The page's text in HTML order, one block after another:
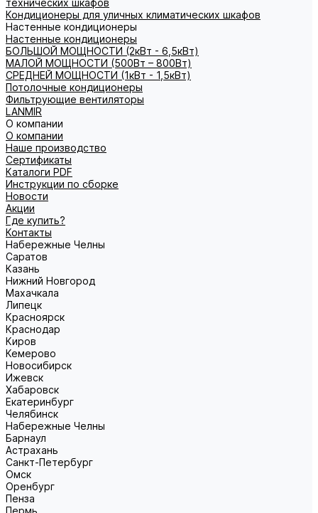
технических шкафов
Кондиционеры для уличных климатических шкафов
Настенные кондиционеры
Настенные кондиционеры
БОЛЬШОЙ МОЩНОСТИ (2кВт - 6,5кВт)
МАЛОЙ МОЩНОСТИ (500Вт – 800Вт)
СРЕДНЕЙ МОЩНОСТИ (1кВт - 1,5кВт)
Потолочные кондиционеры
Фильтрующие вентиляторы
LANMIR
О компании
О компании
Наше производство
Сертификаты
Каталоги PDF
Инструкции по сборке
Новости
Акции
Где купить?
Контакты
Набережные Челны
Саратов
Казань
Нижний Новгород
Махачкала
Липецк
Красноярск
Краснодар
Киров
Кемерово
Новосибирск
Ижевск
Хабаровск
Екатеринбург
Челябинск
Набережные Челны
Барнаул
Астрахань
Санкт-Петербург
Омск
Оренбург
Пенза
Пермь